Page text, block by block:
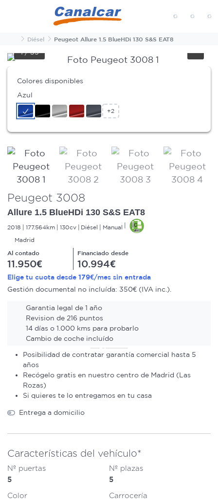
InicioDiésel Peugeot Allure 1.5 BlueHDi 130 S&S EAT8
1/35
Colores disponibles
Azul
+2
Peugeot 3008
Allure 1.5 BlueHDi 130 S&S EAT8
2018 177.564km 130cv Diésel
Manual
Madrid
Al contado
11.950€
Financiado desde
10.994€
Elige tu cuota desde 179€/mes sin entrada
Gestión documental no incluída: 350€ (IVA inc.).
Garantia legal de 1 año
Revision de 216 puntos
14 días o 1.000 kms para probarlo
Cambio de coche incluído
Posibilidad de contratar garantía comercial hasta 5
años
Recógelo gratis en nuestro centro de Madrid (Las
Rozas)
Si quieres te lo entregamos en tu casa
Entrega a domicilio
Características del vehículo*
Nº puertas
5
Nº plazas
5
Color Carrocería